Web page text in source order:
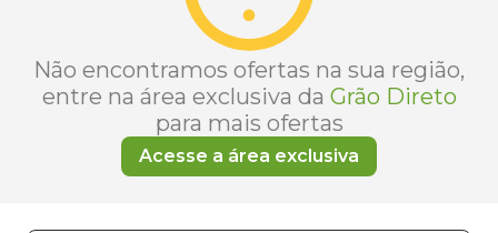
Não encontramos ofertas na sua região,
entre na área exclusiva da Grão Direto
para mais ofertas
Acesse a área exclusiva